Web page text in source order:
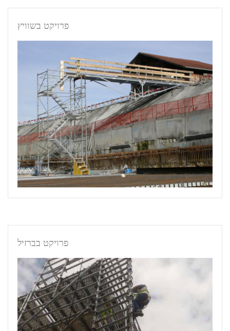
פרויקט בשוויץ
פרויקט בברזיל